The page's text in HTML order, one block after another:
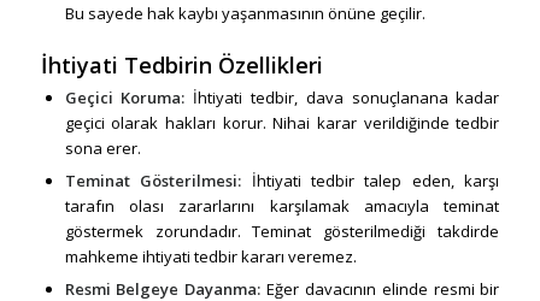
Bu sayede hak kaybı yaşanmasının önüne geçilir.
İhtiyati Tedbirin Özellikleri
Geçici Koruma: İhtiyati tedbir, dava sonuçlanana kadar
geçici olarak hakları korur. Nihai karar verildiğinde tedbir
sona erer.
Teminat Gösterilmesi: İhtiyati tedbir talep eden, karşı
tarafın olası zararlarını karşılamak amacıyla teminat
göstermek zorundadır. Teminat gösterilmediği takdirde
mahkeme ihtiyati tedbir kararı veremez.
Resmi Belgeye Dayanma: Eğer davacının elinde resmi bir